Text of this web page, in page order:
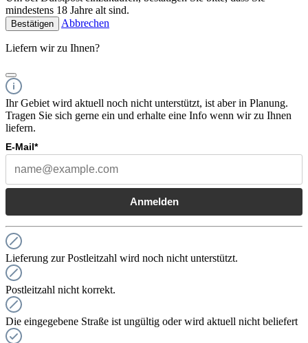
mindestens 18 Jahre alt sind.
Bestätigen Abbrechen
Liefern wir zu Ihnen?
Ihr Gebiet wird aktuell noch nicht unterstützt, ist aber in Planung.
Tragen Sie sich gerne ein und erhalte eine Info wenn wir zu Ihnen
liefern.
E-Mail*
Anmelden
Lieferung zur Postleitzahl wird noch nicht unterstützt.
Postleitzahl nicht korrekt.
Die eingegebene Straße ist ungültig oder wird aktuell nicht beliefert